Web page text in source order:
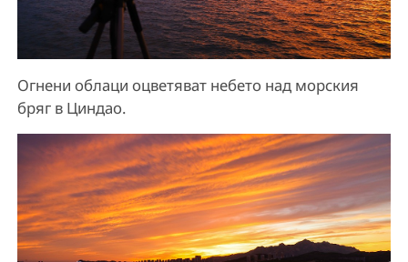
Огнени облаци оцветяват небето над морския
бряг в Циндао.